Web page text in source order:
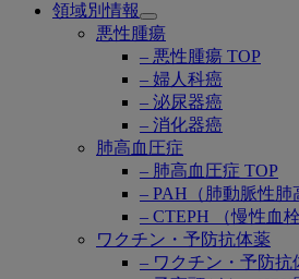
領域別情報
Open
submenu
悪性腫瘍
– 悪性腫瘍 TOP
– 婦人科癌
– 泌尿器癌
– 消化器癌
肺高血圧症
– 肺高血圧症 TOP
– PAH（肺動脈性肺
– CTEPH （慢性血
ワクチン・予防抗体薬
– ワクチン・予防抗